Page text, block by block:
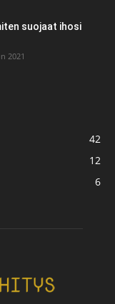
suojaat ihosi
2021
42
12
6